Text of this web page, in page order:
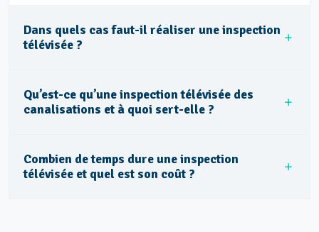
Dans quels cas faut-il réaliser une inspection
télévisée ?
Qu’est-ce qu’une inspection télévisée des
canalisations et à quoi sert-elle ?
Combien de temps dure une inspection
télévisée et quel est son coût ?